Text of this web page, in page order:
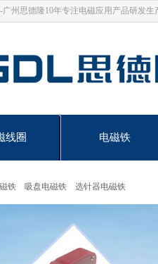
州思德隆10年专注电磁应用产品研发生
线圈 电磁铁
铁 吸盘电磁铁 选针器电磁铁